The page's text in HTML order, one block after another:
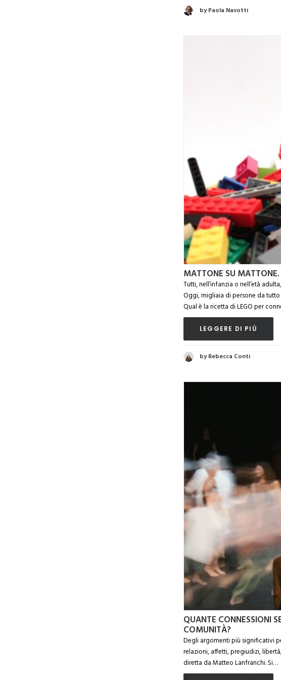
by Paola Navotti
MATTONE SU
Tutti, nell’infanzia o nell’età
Oggi, migliaia di persone da
Qual è la ricetta di LEGO per
LEGGERE DI PIÙ
by Rebecca Conti
QUANTE CONNESSIONI
COMUNITÀ?
Degli argomenti più significativi
relazioni, affetti, pregiudizi,
diretta da Matteo Lanfranchi. Si…